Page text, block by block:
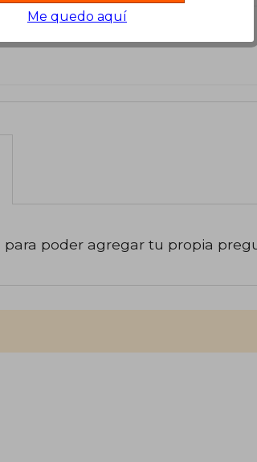
para poder agregar tu propia
Me quedo aquí